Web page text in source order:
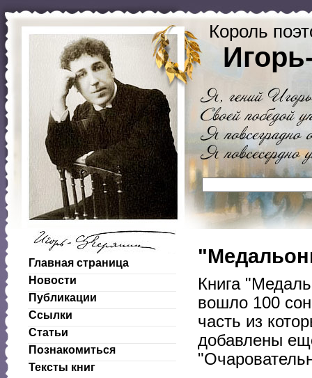
Король
Главная страница
Новости
Публикации
Ссылки
Статьи
Познакомиться
Тексты книг
Книга
вошло 100
часть из
добавлены